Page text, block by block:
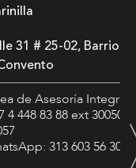
31 # 25-02, Barrio
de Asesoría Integral:
4 448 83 88ext 30050 -
313 603 56 30